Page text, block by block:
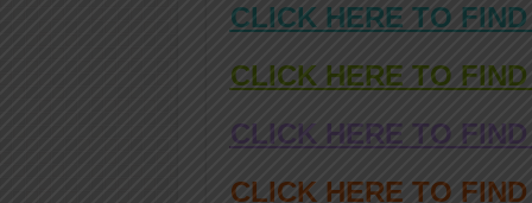
CLICK HERE TO
CLICK HERE TO
CLICK HERE TO
CLICK HERE TO